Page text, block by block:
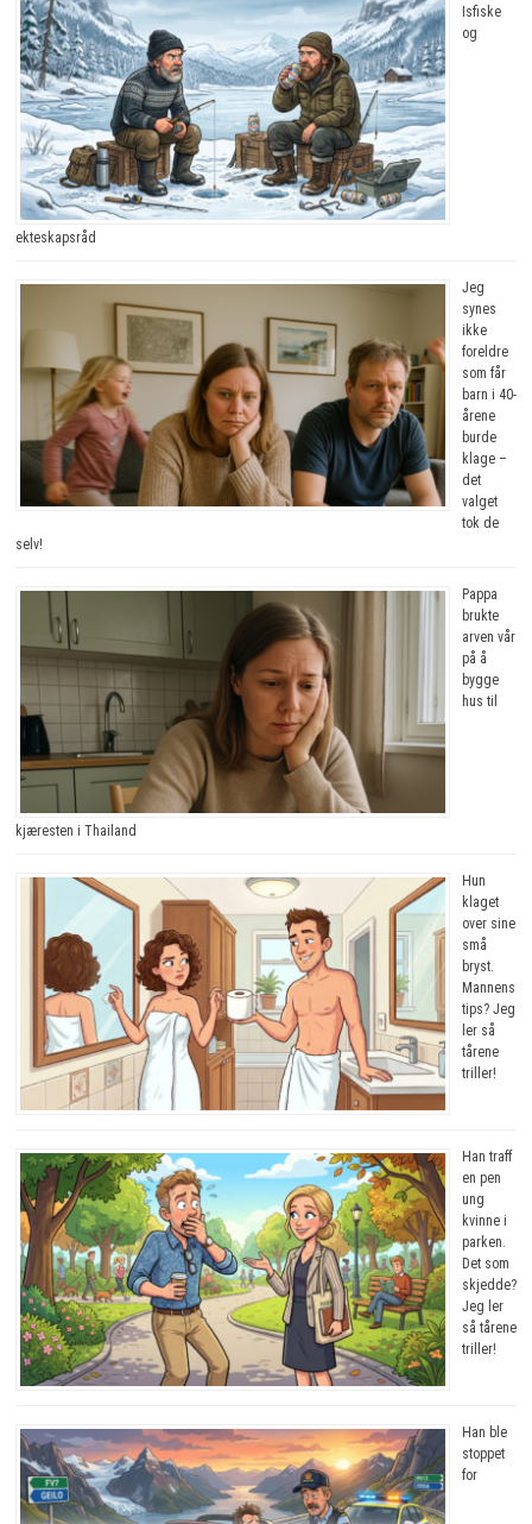
Isfiske
og
ekteskapsråd
Jeg
synes
ikke
foreldre
som får
barn i 40-
årene
burde
klage –
det
valget
tok de
selv!
Pappa
brukte
arven vår
på å
bygge
hus til
kjæresten i Thailand
Hun
klaget
over sine
små
bryst.
Mannens
tips? Jeg
ler så
tårene
triller!
Han traff
en pen
ung
kvinne i
parken.
Det som
skjedde?
Jeg ler
så tårene
triller!
Han ble
stoppet
for